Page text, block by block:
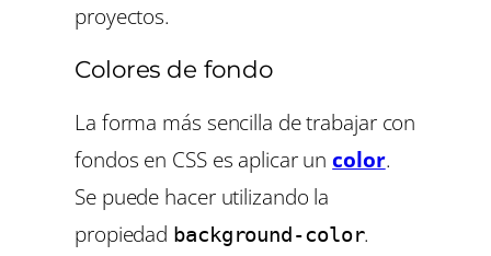
proyectos.
Colores de fondo
La forma más sencilla de trabajar con
fondos en CSS es aplicar uncolor.
Se puede hacer utilizando la
propiedad background-color.